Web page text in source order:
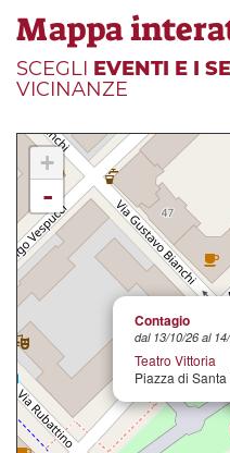
Mappa
SCEGLI EVENTI E I
VICINANZE
Contagio
dal 13/10/26 al
Teatro Vittoria
Piazza di
+
-